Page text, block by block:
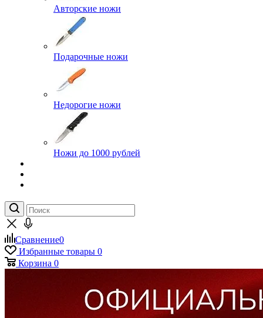
Авторские ножи
Подарочные ножи
Недорогие ножи
Ножи до 1000 рублей
Сравнение0
Избранные товары 0
Корзина 0